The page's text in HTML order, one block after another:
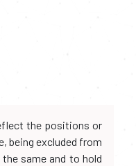
the positions or
being excluded from
same and to hold